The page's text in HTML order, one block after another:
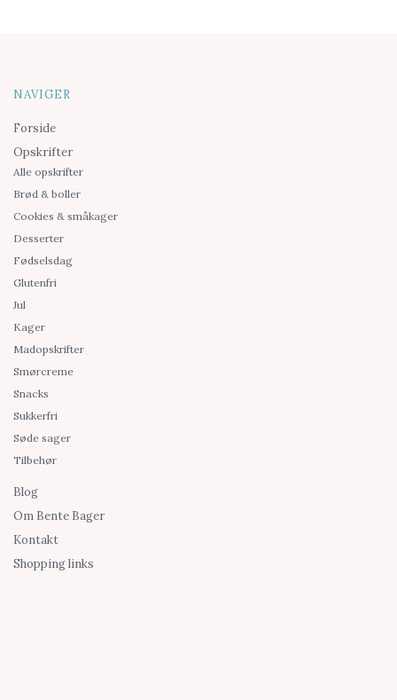
NAVIGER
Forside
Opskrifter
Alle opskrifter
Brød & boller
Cookies & småkager
Desserter
Fødselsdag
Glutenfri
Jul
Kager
Madopskrifter
Smørcreme
Snacks
Sukkerfri
Søde sager
Tilbehør
Blog
Om Bente Bager
Kontakt
Shopping links